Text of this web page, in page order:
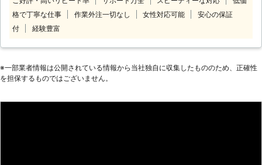
います。パソコンの故障箇所は自分で
判断することは難しいです。まずはプ
れば、遠隔操作で簡単な設定や使い方
のでぜひお気軽にご連絡ください。
パソコンの動きが遅いとストレスを感
勝手に電源が落ちたりするなどトラブ
ルが悪化するおそれがあります。そう
ないトラブルであれば当社にお任せく
格で丁寧な仕事
作業外注一切なし 女性対応可能
安心の保証
付
経験豊富
※⼀部業者情報は公開されている情報から当社独⾃に収集したもののため、正確性
を担保するものではございません。